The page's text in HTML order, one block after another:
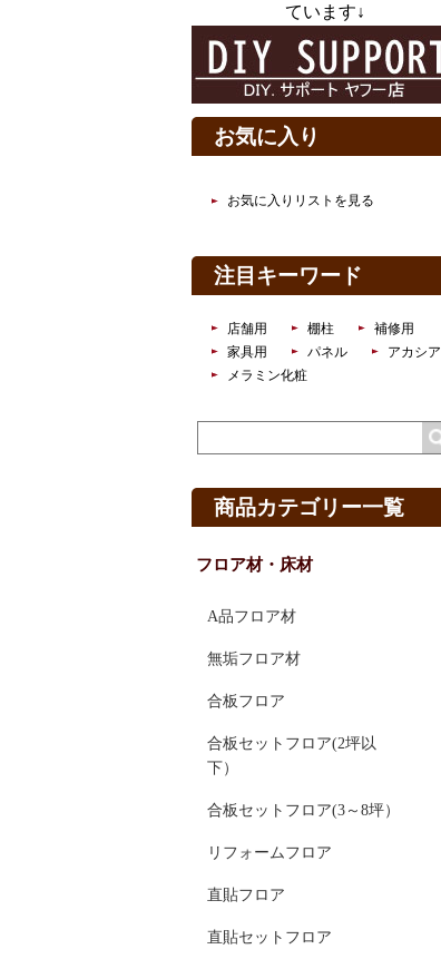
ています↓
お気に入り
お気に入りリストを見る
注目キーワード
店舗用 棚柱
補修用
家具用
パネル
アカシア
メラミン化粧
商品カテゴリー一覧
フロア材・床材
A品フロア材
無垢フロア材
合板フロア
合板セットフロア(2坪以
下）
合板セットフロア(3～8坪）
リフォームフロア
直貼フロア
直貼セットフロア